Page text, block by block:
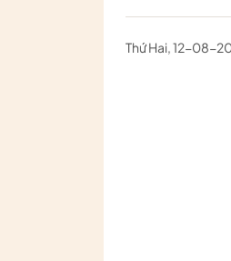
Thứ Hai, 12-08-